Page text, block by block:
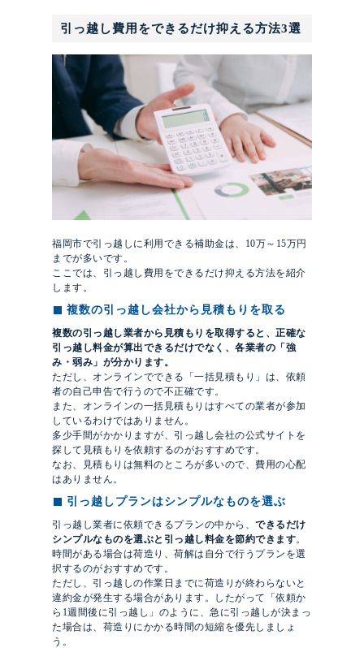
引っ越し費用をできるだけ抑える方法3選
福岡市で引っ越しに利用できる補助金は、10万～15万円
までが多いです。
ここでは、引っ越し費用をできるだけ抑える方法を紹介
します。
複数の引っ越し会社から見積もりを取る
複数の引っ越し業者から見積もりを取得すると、正確な
引っ越し料金が算出できるだけでなく、各業者の「強
み・弱み」が分かります。
ただし、オンラインでできる「一括見積もり」は、依頼
者の自己申告で行うので不正確です。
また、オンラインの一括見積もりはすべての業者が参加
しているわけではありません。
多少手間がかかりますが、引っ越し会社の公式サイトを
探して見積もりを依頼するのがおすすめです。
なお、見積もりは無料のところが多いので、費用の心配
はありません。
引っ越しプランはシンプルなものを選ぶ
引っ越し業者に依頼できるプランの中から、 できるだけ
シンプルなものを選ぶと引っ越し料金を節約できます。
時間がある場合は荷造り、荷解は自分で行うプランを選
択するのがおすすめです。
ただし、引っ越しの作業日までに荷造りが終わらないと
違約金が発生する場合があります。したがって「依頼か
ら1週間後に引っ越し」のように、急に引っ越しが決まっ
た場合は、荷造りにかかる時間の短縮を優先しましょ
う。